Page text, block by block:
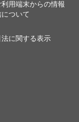
用端末からの情報
ついて
に関する表示